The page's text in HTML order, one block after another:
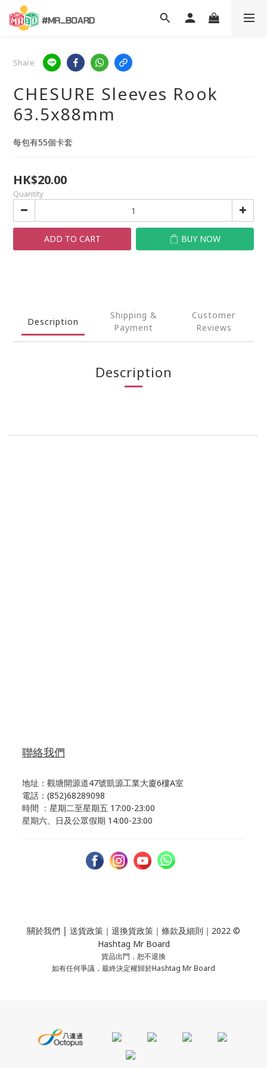
Share
CHESURE Sleeves Rook
63.5x88mm
每包有55個卡套
HK$20.00
Quantity
ADD TO CART BUY NOW
Description
Shipping &
Payment
Customer
Reviews
Description
聯絡我們
地址：觀塘開源道47號凱源工業大廈6樓A室
電話：(852)68289098
時間 ：星期二至星期五 17:00-23:00
星期六、日及公眾假期 14:00-23:00
關於我們 ｜ 送貨政策 ｜ 退換貨政策 ｜ 條款及細則 ｜2022 ©
Hashtag Mr Board
貨品出門，恕不退換
如有任何爭議，最終決定權歸於Hashtag Mr Board